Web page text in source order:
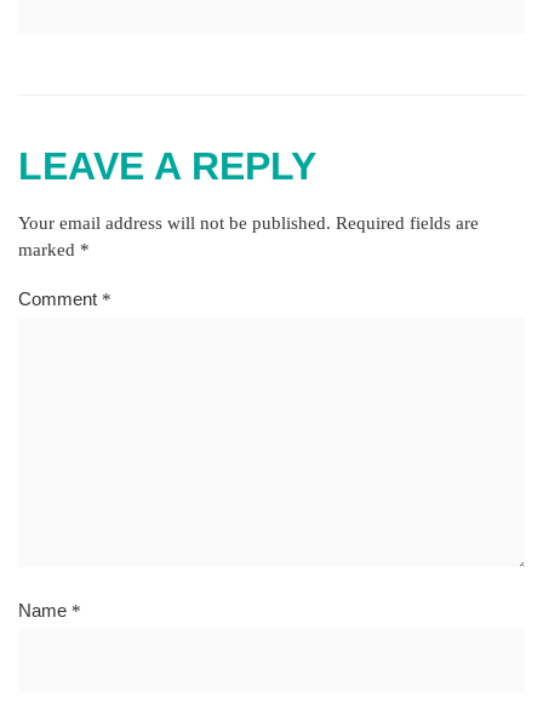
LEAVE A REPLY
Your email address will not be published. Required fields are
marked *
Comment *
Name *